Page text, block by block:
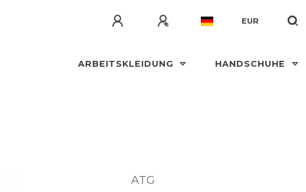
EUR
ARBEITSKLEIDUNG HANDSCHUHE
ATG